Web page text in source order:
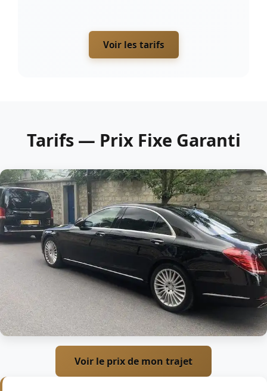
Voir les tarifs
Tarifs — Prix Fixe Garanti
Voir le prix de mon trajet